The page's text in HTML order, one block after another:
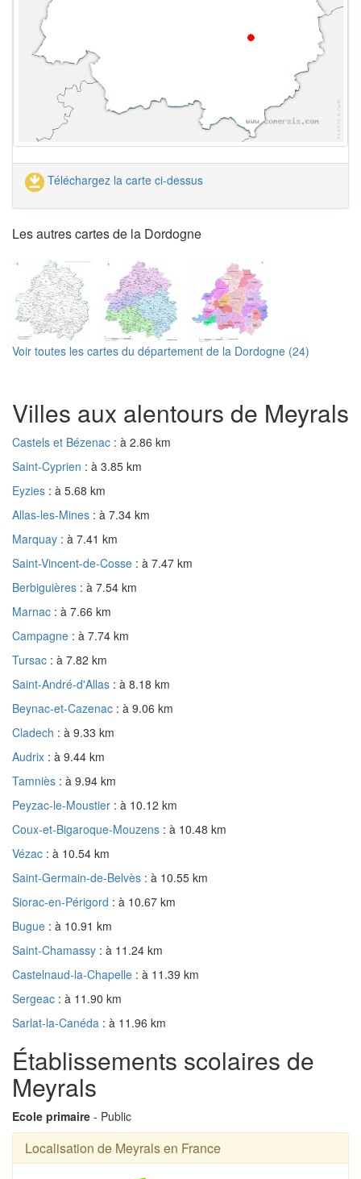
Téléchargez la carte ci-dessus
Les autres cartes de la Dordogne
Voir toutes les cartes du département de la Dordogne (24)
Villes aux alentours de Meyrals
Castels et Bézenac : à 2.86 km
Saint-Cyprien : à 3.85 km
Eyzies : à 5.68 km
Allas-les-Mines : à 7.34 km
Marquay : à 7.41 km
Saint-Vincent-de-Cosse : à 7.47 km
Berbiguières : à 7.54 km
Marnac : à 7.66 km
Campagne : à 7.74 km
Tursac : à 7.82 km
Saint-André-d'Allas : à 8.18 km
Beynac-et-Cazenac : à 9.06 km
Cladech : à 9.33 km
Audrix : à 9.44 km
Tamniès : à 9.94 km
Peyzac-le-Moustier : à 10.12 km
Coux-et-Bigaroque-Mouzens : à 10.48 km
Vézac : à 10.54 km
Saint-Germain-de-Belvès : à 10.55 km
Siorac-en-Périgord : à 10.67 km
Bugue : à 10.91 km
Saint-Chamassy : à 11.24 km
Castelnaud-la-Chapelle : à 11.39 km
Sergeac : à 11.90 km
Sarlat-la-Canéda : à 11.96 km
Établissements scolaires de
Meyrals
Ecole primaire - Public
Localisation de Meyrals en France